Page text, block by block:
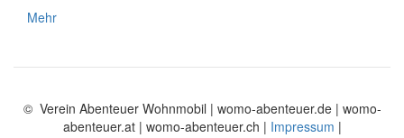
Mehr
© Verein Abenteuer Wohnmobil | womo-abenteuer.de | womo-
abenteuer.at | womo-abenteuer.ch | Impressum |